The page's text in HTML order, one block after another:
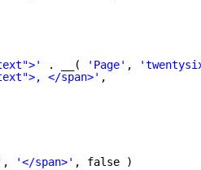
. __( 'Page' ,
</span>' ,
, '</span>' , false )